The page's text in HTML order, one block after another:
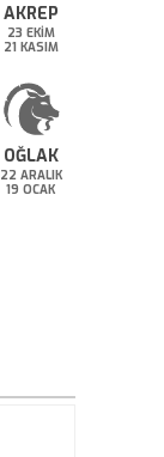
AKREP
23 EKİM
21 KASIM
OĞLAK
22 ARALIK
19 OCAK